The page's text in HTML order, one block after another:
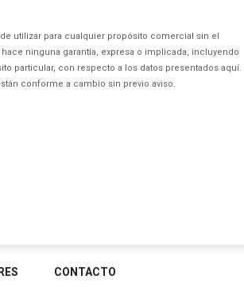
utilizar para cualquier propósito comercial sin el
ninguna garantía, expresa o implicada, incluyendo
particular, con respecto a los datos presentados aquí.
conforme a cambio sin previo aviso.
CONTACTO